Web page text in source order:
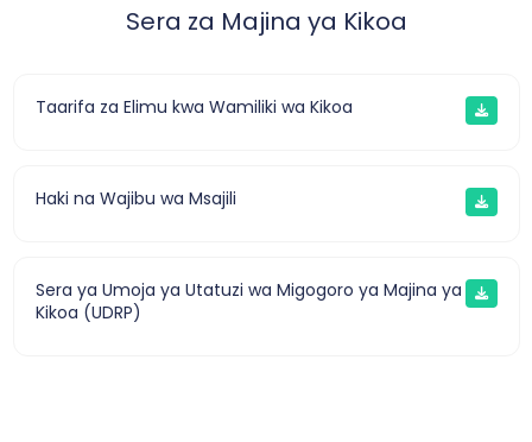
Sera za Majina ya Kikoa
Taarifa za Elimu kwa Wamiliki wa Kikoa
Haki na Wajibu wa Msajili
Sera ya Umoja ya Utatuzi wa Migogoro ya Majina ya
Kikoa (UDRP)